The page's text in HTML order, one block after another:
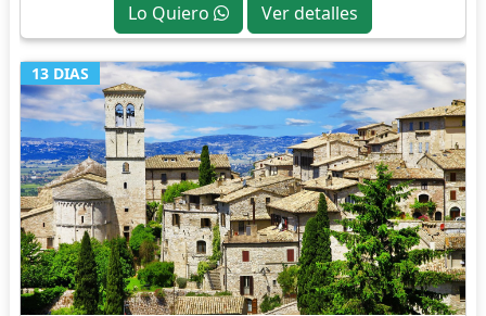
Lo Quiero Ver detalles
13 DIAS